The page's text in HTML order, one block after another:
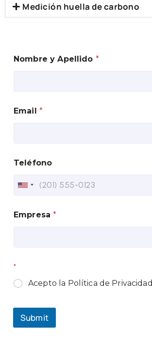
Medición huella de carbono
Nombre y Apellido *
Email *
Teléfono
Empresa*
*
Acepto la Política de Privacidad
Submit